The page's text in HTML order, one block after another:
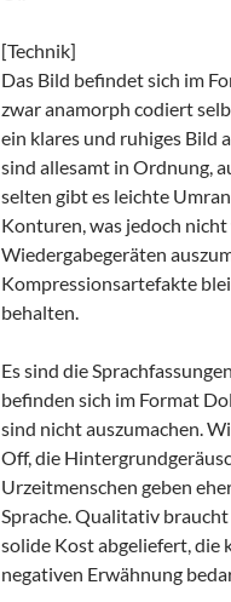
[Technik]
Das Bild befindet sich im
zwar anamorph codiert
ein klares und ruhiges Bild
sind allesamt in Ordnung,
selten gibt es leichte
Konturen, was jedoch
Wiedergabegeräten
Kompressionsartefakte
behalten.
Es sind die
befinden sich im Format
sind nicht auszumachen.
Off, die
Urzeitmenschen geben
Sprache. Qualitativ
solide Kost abgeliefert, die
negativen Erwähnung